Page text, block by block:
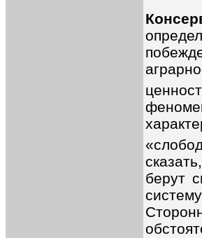
берут